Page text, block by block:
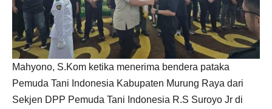
Mahyono, S.Kom ketika menerima bendera pataka
Pemuda Tani Indonesia Kabupaten Murung Raya dari
Sekjen DPP Pemuda Tani Indonesia R.S Suroyo Jr di